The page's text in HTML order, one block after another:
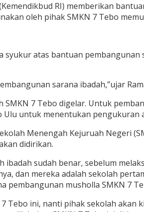
RI) memberikan
oleh pihak SMKN 7 Tebo
syukur atas bantuan
sarana ibadah,”ujar
7 Tebo digelar. Untuk
Ulu untuk menentukan pengukuran
Menengah Kejuruah Negeri
didirikan.
sudah benar, sebelum
dan mereka adalah sekolah
musholla SMKN 7
Tebo ini, nanti pihak sekolah